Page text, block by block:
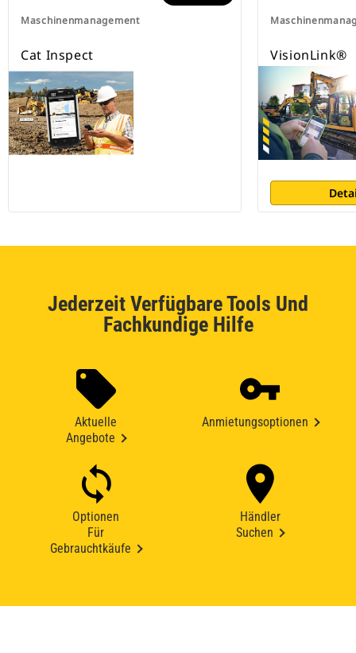
Maschinenmanagement
Cat Inspect VisionLink®
Jederzeit Verfügbare Tools Und
Fachkundige Hilfe
Aktuelle
Angebote
Anmietungsoptionen
Optionen
Für
Gebrauchtkäufe
Händler
Suchen